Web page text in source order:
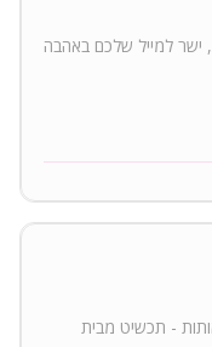
ישר למייל שלכם באהבה
- תכשיט מבית